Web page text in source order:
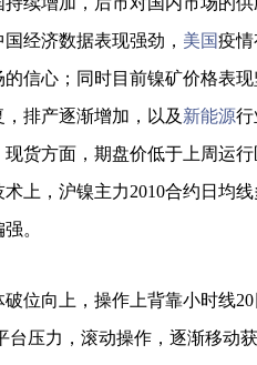
经济数据表现强劲， 美国疫
信心；同时目前镍矿价格表
排产逐渐增加，以及 新能源行
货方面，期盘价低于上周运
上，沪镍主力2010合约日均
。
向上，操作上背靠小时线20
台压力，滚动操作，逐渐移动获